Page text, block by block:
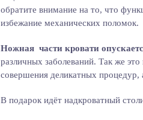
обратите внимание на то, что
избежание механических поломок.
Ножная части кровати
различных заболеваний. Так же
совершения деликатных
В подарок идёт надкроватный